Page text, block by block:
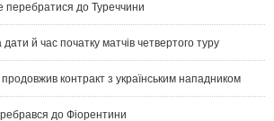
перебратися до Туреччини
й час початку матчів четвертого туру
продовжив контракт з українським нападником
до Фіорентини